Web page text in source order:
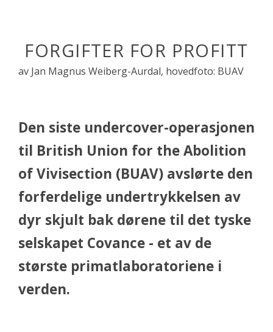
FORGIFTER FOR PROFITT
av Jan Magnus Weiberg-Aurdal, hovedfoto: BUAV
Den siste undercover-operasjonen
til British Union for the Abolition
of Vivisection (BUAV) avslørte den
forferdelige undertrykkelsen av
dyr skjult bak dørene til det tyske
selskapet Covance - et av de
største primatlaboratoriene i
verden.